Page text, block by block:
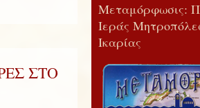
ΣΤΟ
Μεταμόρφωσις:
Ιεράς
Ικαρίας